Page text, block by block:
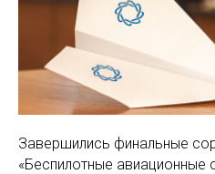
Завершились финальные
«Беспилотные авиационные